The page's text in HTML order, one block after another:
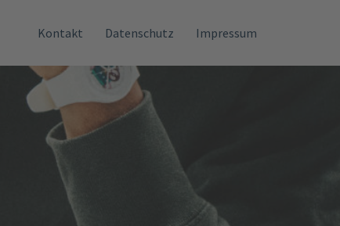
Kontakt Datenschutz Impressum